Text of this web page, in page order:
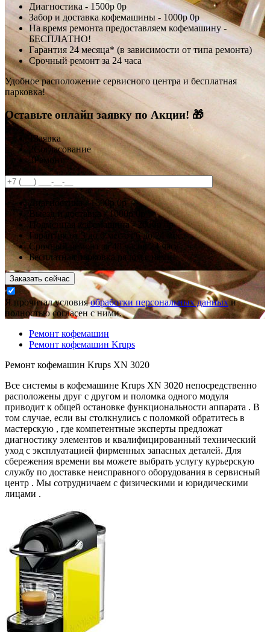
Диагностика - 1500р 0р
Забор и доставка кофемашины - 1000р0р
На время ремонта предоставляем кофемашину -
БЕСПЛАТНО!
Гарантия 24 месяца* (в зависимости от типа ремонта)
Срочный ремонт за 24 часа
Удобное расположение сервисного центра и бесплатная
парковка!
Оставьте онлайн заявку по Акции! 🎁
1Заявка
Согласование
3Ремонт
Диагностика -1500р0р
Выезд и доставка - 1000р
Подменная кофемашина - 2000р
0р
Гарантия
от 3 до 6 месот 6 до 24 мес.
Срочный ремонт за48 часов
24 часа
Бесплатная парковка рядом с нами!
Заказать сейчас
Я прочитал условияобработки персональных данныхи
полностью согласен с ними.
Ремонт кофемашин
Ремонт кофемашин Krups
Ремонт кофемашин Krups XN 3020
Все системы в кофемашине Krups XN 3020 непосредственно
расположены друг с другом и поломка одного модуля
приводит к общей остановке функциональности аппарата . В
том случае, если вы столкнулись с поломкой обратитесь в
мастерскую , где компетентные эксперты предложат
диагностику элементов и квалифицированный технический
уход с эксплуатацией фирменных запасных деталей. Для
сбережения времени вы можете выбрать услугу курьерскую
службу по доставке неисправного оборудования в сервисный
центр . Мы сотрудничаем с физическими и юридическими
лицами .